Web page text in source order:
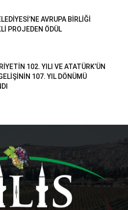
AVRUPA BİRLİĞİ
PROJEDEN ÖDÜL
102. YILI VE ATATÜRK’ÜN
107. YIL DÖNÜMÜ